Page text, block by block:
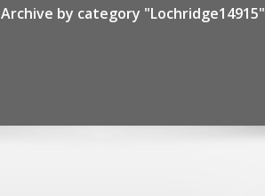
Archive by category "Lochridge14915"